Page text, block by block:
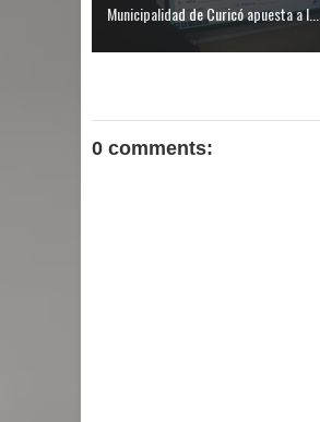
Municipalidad de Curicó apuesta a l...
0 comments: